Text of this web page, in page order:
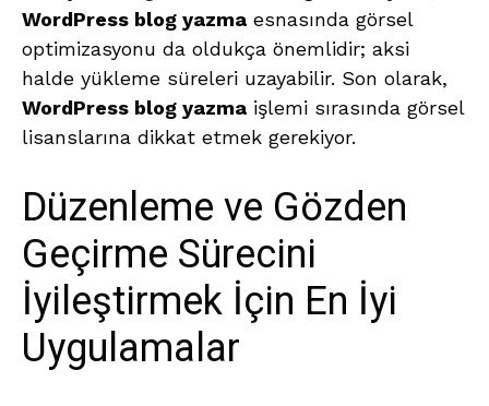
WordPress blog yazma esnasında görsel
optimizasyonu da oldukça önemlidir; aksi
halde yükleme süreleri uzayabilir. Son olarak,
WordPress blog yazma işlemi sırasında görsel
lisanslarına dikkat etmek gerekiyor.
Düzenleme ve Gözden
Geçirme Sürecini
İyileştirmek İçin En İyi
Uygulamalar